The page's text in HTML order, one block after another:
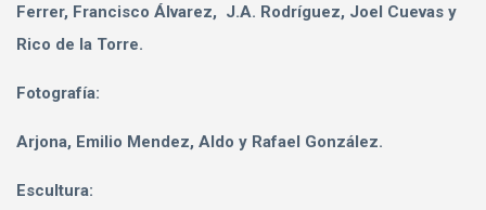
Ferrer, Francisco Álvarez, J.A. Rodríguez, Joel Cuevas y
Rico de la Torre.
Fotografía:
Arjona, Emilio Mendez, Aldo y Rafael González.
Escultura: